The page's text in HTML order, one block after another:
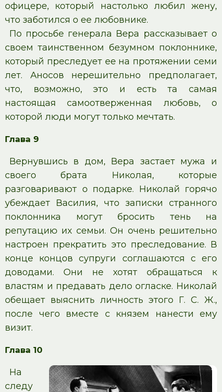
офицере, который настолько любил жену,
что заботился о ее любовнике.
По просьбе генерала Вера рассказывает о
своем таинственном безумном поклоннике,
который преследует ее на протяжении семи
лет. Аносов нерешительно предполагает,
что, возможно, это и есть та самая
настоящая самоотверженная любовь, о
которой люди могут только мечтать.
Глава 9
Вернувшись в дом, Вера застает мужа и
своего брата Николая, которые
разговаривают о подарке. Николай горячо
убеждает Василия, что записки странного
поклонника могут бросить тень на
репутацию их семьи. Он очень решительно
настроен прекратить это преследование. В
конце концов супруги соглашаются с его
доводами. Они не хотят обращаться к
властям и предавать дело огласке. Николай
обещает выяснить личность этого Г. С. Ж.,
после чего вместе с князем нанести ему
визит.
Глава 10
На
следу